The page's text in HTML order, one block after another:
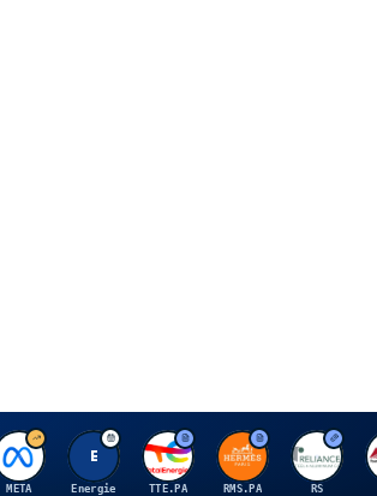
M
META
E
Energie
T
TTE.PA
H
RMS.PA
R
RS